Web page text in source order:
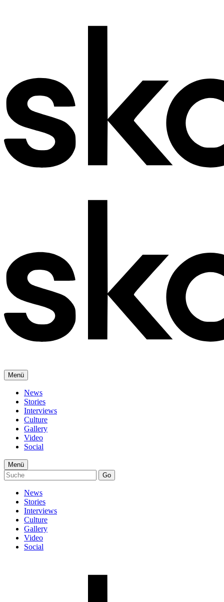
Menü
News
Stories
Interviews
Culture
Gallery
Video
Social
Menü
Go
News
Stories
Interviews
Culture
Gallery
Video
Social